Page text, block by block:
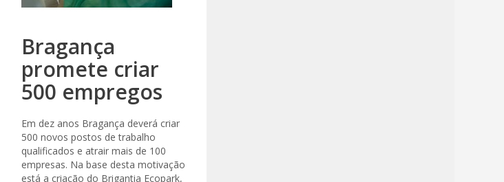
Bragança
promete criar
500 empregos
Em dez anos Bragança deverá criar
500 novos postos de trabalho
qualificados e atrair mais de 100
empresas. Na base desta motivação
está a criação do Brigantia Ecopark,